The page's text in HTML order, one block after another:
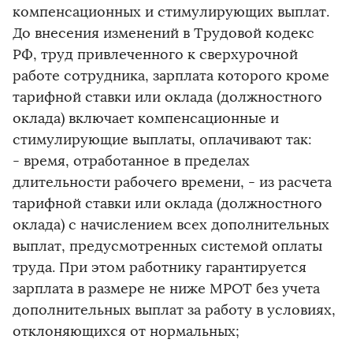
компенсационных и стимулирующих выплат.
До внесения изменений в Трудовой кодекс
РФ, труд привлеченного к сверхурочной
работе сотрудника, зарплата которого кроме
тарифной ставки или оклада (должностного
оклада) включает компенсационные и
стимулирующие выплаты, оплачивают так:
- время, отработанное в пределах
длительности рабочего времени, - из расчета
тарифной ставки или оклада (должностного
оклада) с начислением всех дополнительных
выплат, предусмотренных системой оплаты
труда. При этом работнику гарантируется
зарплата в размере не ниже МРОТ без учета
дополнительных выплат за работу в условиях,
отклоняющихся от нормальных;